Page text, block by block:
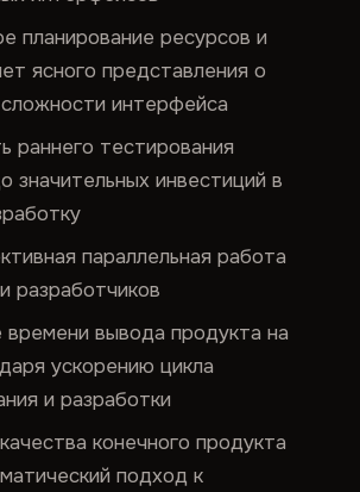
планирование ресурсов и
ясного представления о
интерфейса
раннего тестирования
значительных инвестиций в
параллельная работа
разработчиков
вывода продукта на
ускорению цикла
и разработки
конечного продукта
подход к